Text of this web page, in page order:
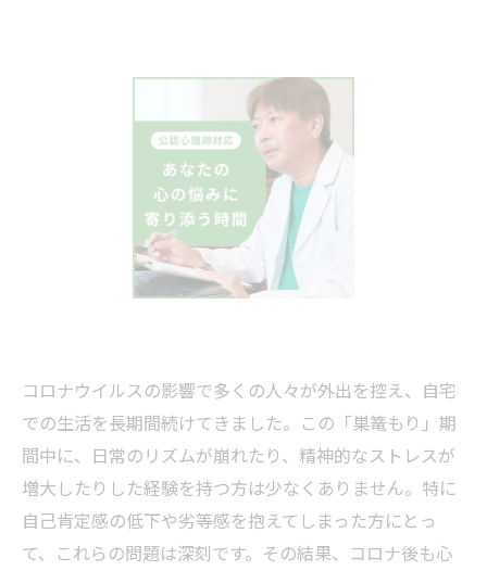
コロナウイルスの影響で多くの人々が外出を控え、自宅
での生活を長期間続けてきました。この「巣篭もり」期
間中に、日常のリズムが崩れたり、精神的なストレスが
増大したりした経験を持つ方は少なくありません。特に
自己肯定感の低下や劣等感を抱えてしまった方にとっ
て、これらの問題は深刻です。その結果、コロナ後も心